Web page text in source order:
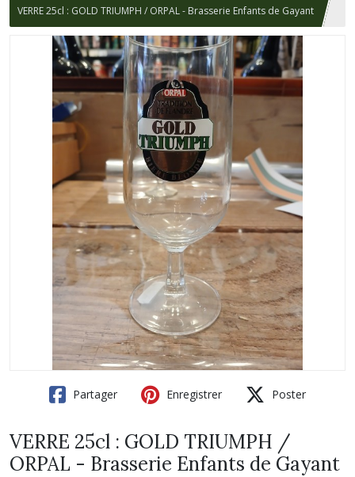
VERRE 25cl : GOLD TRIUMPH / ORPAL - Brasserie Enfants de Gayant
Partager Enregistrer Poster
VERRE 25cl : GOLD TRIUMPH /
ORPAL - Brasserie Enfants de Gayant